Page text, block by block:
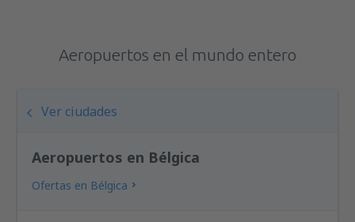
Aeropuertos en el mundo entero
Ver ciudades
Aeropuertos en Bélgica
Ofertas en Bélgica